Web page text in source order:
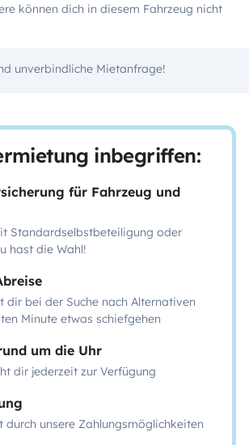
können dich in diesem Fahrzeug nicht
unverbindliche Mietanfrage!
inbegriffen:
für Fahrzeug und
Standardselbstbeteiligung oder
hast die Wahl!
dir bei der Suche nach Alternativen
Minute etwas schiefgehen
um die Uhr
dir jederzeit zur Verfügung
durch unsere Zahlungsmöglichkeiten